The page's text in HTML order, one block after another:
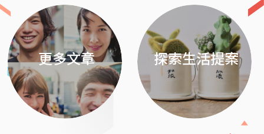
更多文章 探索生活提案